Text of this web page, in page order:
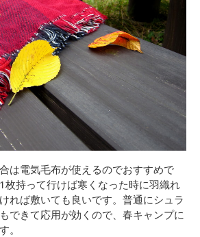
は電気毛布が使えるのでおすすめで
枚持って行けば寒くなった時に羽織れ
れば敷いても良いです。普通にシュラ
できて応用が効くので、春キャンプに
。